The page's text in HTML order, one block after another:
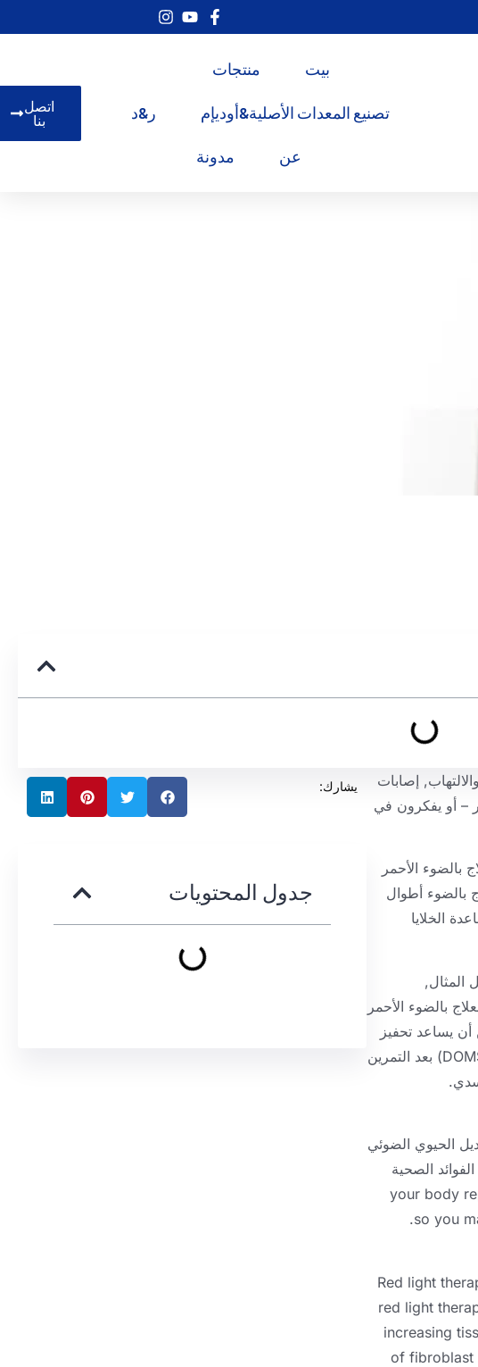
بيت منتجات
تصنيع المعدات الأصلية&أوديإم ر&د
عن مدونة
اتصل
بنا
إصابات
– أو يفكرون في
بالضوء الأحمر
بالضوء أطوال
الخلايا
المثال,
بالضوء الأحمر
يساعد تحفيز
خلايا العضلات بالعلاج بالضوء الأحمر في إحماء العضلات قبل التمرين ومنع ظهور آلام العضلات المتأخرة (DOMS) بعد التمرين
الحيوي الضوئي
الصحية
your body
so you
.
Red light
red light
increasing
of fibroblast
يشارك:
جدول المحتويات